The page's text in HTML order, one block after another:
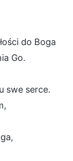
do Boga
Go.
swe serce.